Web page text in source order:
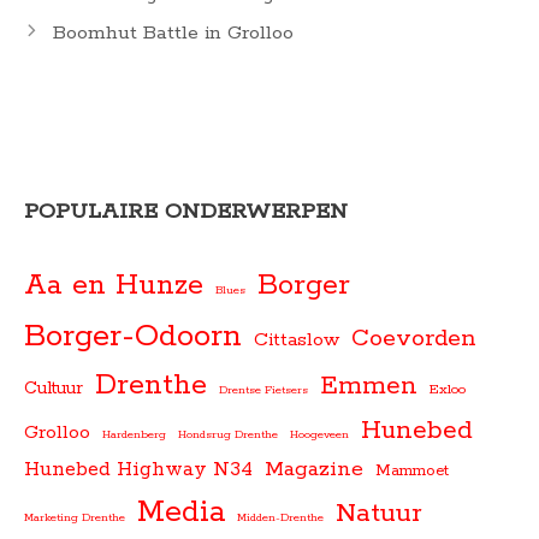
Boomhut Battle in Grolloo
POPULAIRE ONDERWERPEN
Aa en Hunze Blues Borger
Borger-Odoorn Cittaslow Coevorden
Cultuur Drenthe Drentse Fietsers Emmen Exloo
Grolloo Hardenberg Hondsrug Drenthe Hoogeveen Hunebed
Hunebed Highway N34 Magazine Mammoet
Marketing Drenthe Media Midden-Drenthe Natuur